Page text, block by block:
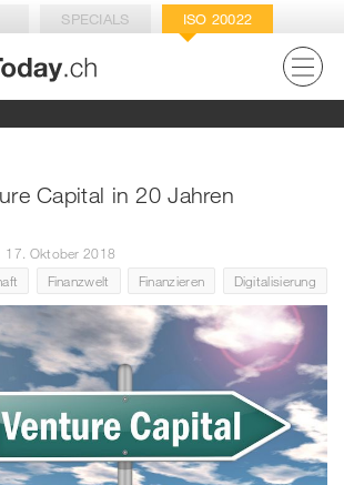
SPECIALS ISO 20022
Capital in 20 Jahren
17. Oktober 2018
Finanzwelt Finanzieren Digitalisierung